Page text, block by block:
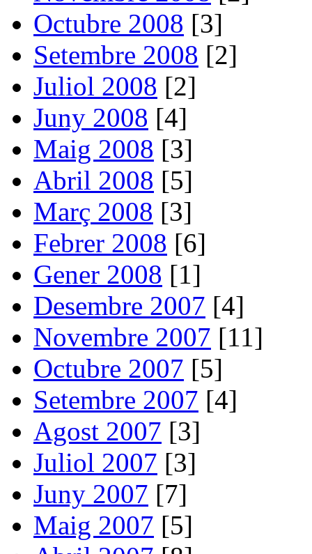
Octubre 2008 [3]
Setembre 2008 [2]
Juliol 2008 [2]
Juny 2008 [4]
Maig 2008 [3]
Abril 2008 [5]
Març 2008 [3]
Febrer 2008 [6]
Gener 2008 [1]
Desembre 2007 [4]
Novembre 2007 [11]
Octubre 2007 [5]
Setembre 2007 [4]
Agost 2007 [3]
Juliol 2007 [3]
Juny 2007 [7]
Maig 2007 [5]